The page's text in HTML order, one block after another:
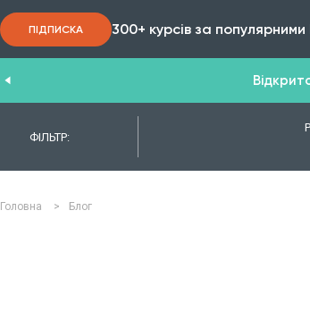
ПІДПИСКА 300+ курсів за
ФІЛЬТР:
Головна > Блог